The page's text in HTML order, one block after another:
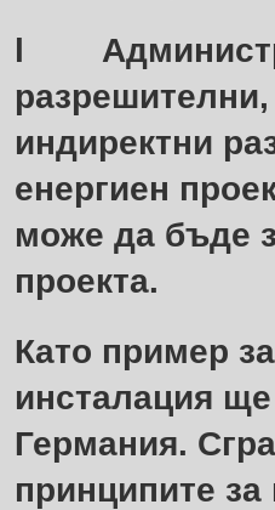
l
индиректни
енергиен
може да бъде
проекта.
Като пример
инсталация
Германия.
принципите